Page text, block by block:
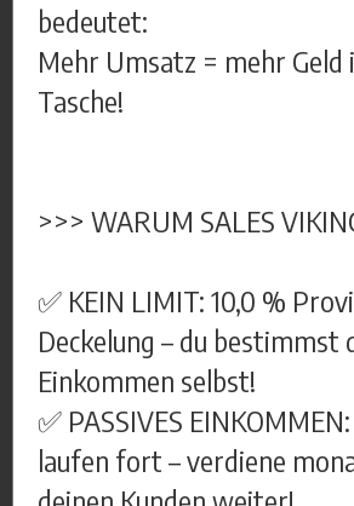
bedeutet:
Mehr Umsatz = mehr Geld
Tasche!
>>> WARUM SALES
✅ KEIN LIMIT: 10,0 %
Deckelung – du bestimmst
Einkommen selbst!
✅ PASSIVES
laufen fort – verdiene